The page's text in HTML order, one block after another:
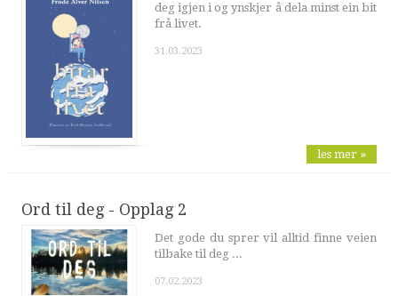
deg igjen i og ynskjer å dela minst ein bit
frå livet.
31.03.2023
les mer »
Ord til deg - Opplag 2
Det gode du sprer vil alltid finne veien
tilbake til deg ...
07.02.2023